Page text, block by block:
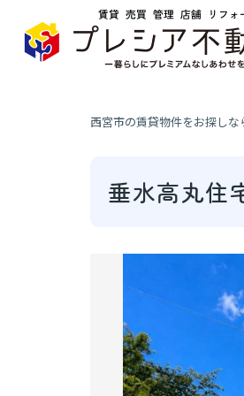
西宮市の賃貸物件をお探し
垂水高丸住